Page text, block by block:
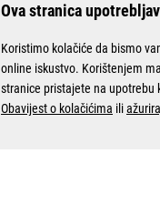
Ova stranica
Koristimo kolačiće da bismo
online iskustvo. Korištenjem
stranice pristajete na upotrebu
Obavijest o kolačićima ili